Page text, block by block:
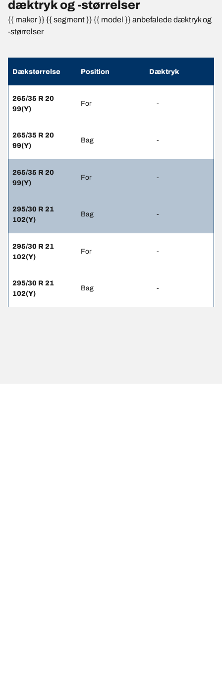
dæktryk og -størrelser
{{ maker }} {{ segment }} {{ model }} anbefalede dæktryk og
-størrelser
Dækstørrelse Position Dæktryk
265/35 R 20
99(Y)
For -
265/35 R 20
99(Y)
Bag -
265/35 R 20
99(Y)
For -
295/30 R 21
102(Y)
Bag -
295/30 R 21
102(Y)
For -
295/30 R 21
102(Y)
Bag -